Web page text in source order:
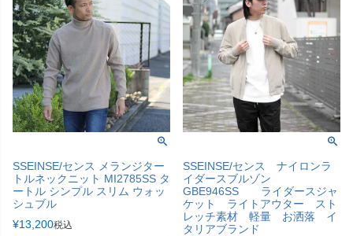
SSEINSE/センス メランジター
トルネックニット MI2785SS タ
ートル シンプル スリム ウォッ
シュブル
¥13,200税込
SSEINSE/センス ナイロンラ
イダースブルゾン
GBE946SS ライダースジャ
ケット ライトアウター スト
レッチ素材 軽量 お洒落 イ
タリアブランド